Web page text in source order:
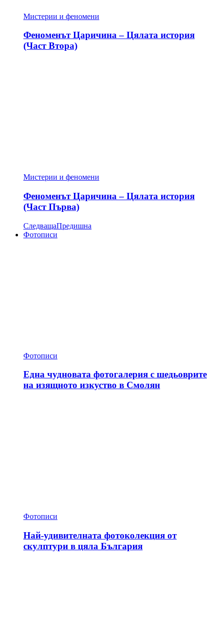
Мистерии и феномени
Феноменът Царичина – Цялата история
(Част Втора)
Мистерии и феномени
Феноменът Царичина – Цялата история
(Част Първа)
СледващаПредишна
Фотописи
Фотописи
Една чудновата фотогалерия с шедьоврите
на изящното изкуство в Смолян
Фотописи
Най-удивителната фотоколекция от
скулптури в цяла България